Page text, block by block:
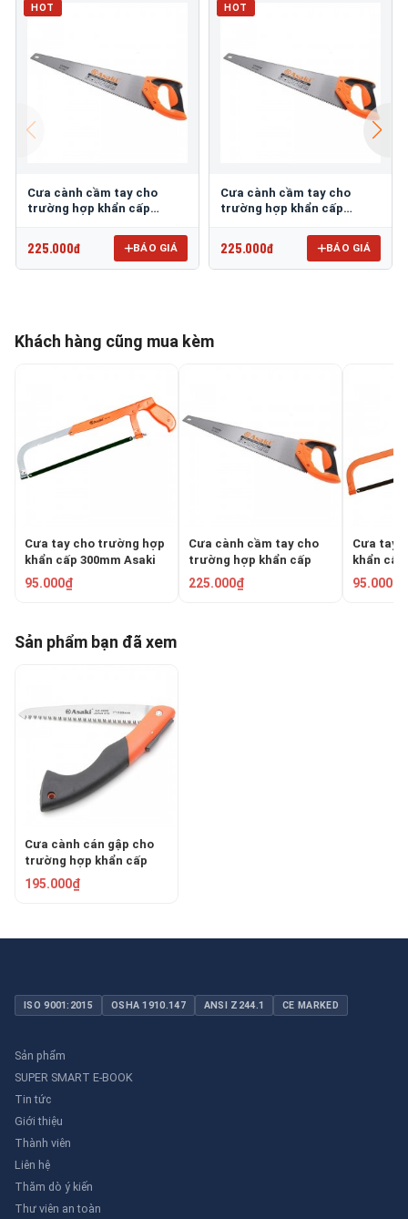
HOT
Cưa cành cầm tay cho
trường hợp khẩn cấp
225.000đ BÁO GIÁ
HOT
Cưa cành cầm tay cho
trường hợp khẩn cấp
225.000đ BÁO GIÁ
Khách hàng cũng mua kèm
Cưa tay cho trường hợp
khẩn cấp 300mm Asaki
AK-0455
95.000₫
Cưa cành cầm tay cho
trường hợp khẩn cấp
550mm Asaki AK-8660
225.000₫
Cưa tay
khẩn cấp
AK-0454
95.000₫
Sản phẩm bạn đã xem
Cưa cành cán gập cho
trường hợp khẩn cấp
175mm Asaki AK-8800
195.000₫
ISO 9001:2015 OSHA 1910.147 ANSI Z244.1 CE MARKED
Sản phẩm
SUPER SMART E-BOOK
Tin tức
Giới thiệu
Thành viên
Liên hệ
Thăm dò ý kiến
Thư viên an toàn